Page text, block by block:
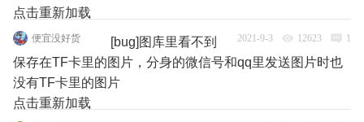
点击重新加载
便宜没好货 2021-9-3 12623 1
[bug]图库里看不到
保存在TF卡里的图片，分身的微信号和qq里发送图片时也
没有TF卡里的图片
点击重新加载